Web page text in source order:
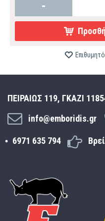
-
Επιθυμητό
ΠΕΙΡΑΙΩΣ 119, ΓΚΑΖΙ
info@emboridis.gr
6971 635 794